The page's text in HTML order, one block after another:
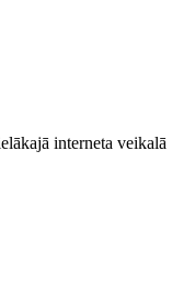
interneta veikalā